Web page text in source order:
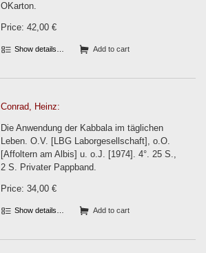
OKarton.
Price: 42,00 €
Show details… Add to cart
Conrad, Heinz:
Die Anwendung der Kabbala im täglichen
Leben. O.V. [LBG Laborgesellschaft], o.O.
[Affoltern am Albis] u. o.J. [1974]. 4°. 25 S.,
2 S. Privater Pappband.
Price: 34,00 €
Show details… Add to cart